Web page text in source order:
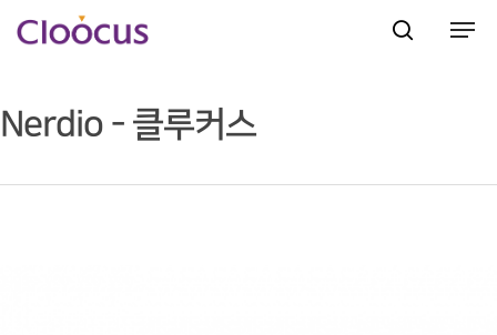
Hit enter to search or ESC to close
Nerdio - 클루커스